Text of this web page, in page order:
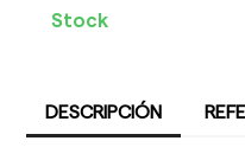
Stock
DESCRIPCIÓN